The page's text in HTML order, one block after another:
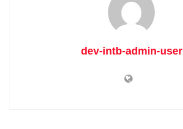
dev-intb-admin-user